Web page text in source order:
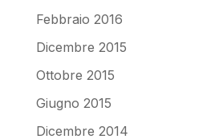
Febbraio 2016
Dicembre 2015
Ottobre 2015
Giugno 2015
Dicembre 2014